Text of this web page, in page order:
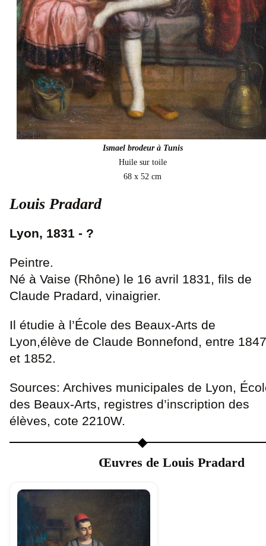
Ismael brodeur à Tunis
Huile sur toile
68 x 52 cm
Louis Pradard
Lyon, 1831 - ?
Peintre.
Né à Vaise (Rhône) le 16 avril 1831, fils de
Claude Pradard, vinaigrier.
Il étudie à l’École des Beaux-Arts de
Lyon,élève de Claude Bonnefond, entre 1847
et 1852.
Sources: Archives municipales de Lyon,
des Beaux-Arts, registres d’inscription des
élèves, cote 2210W.
Œuvres de Louis Pradard